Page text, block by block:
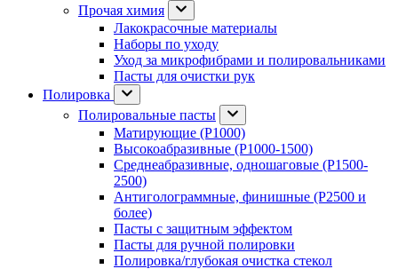
Прочая химия
Лакокрасочные материалы
Наборы по уходу
Уход за микрофибрами и полировальниками
Пасты для очистки рук
Полировка
Полировальные пасты
Матирующие (P1000)
Высокоабразивные (P1000-1500)
Среднеабразивные, одношаговые (P1500-
2500)
Антиголограммные, финишные (P2500 и
более)
Пасты с защитным эффектом
Пасты для ручной полировки
Полировка/глубокая очистка стекол